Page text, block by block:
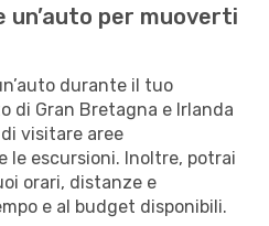
un’auto per muoverti
durante il tuo
di Gran Bretagna e Irlanda
visitare aree
le escursioni. Inoltre, potrai
orari, distanze e
e al budget disponibili.